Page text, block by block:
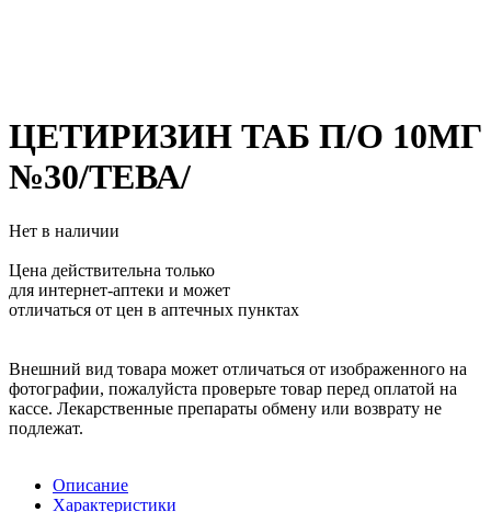
ЦЕТИРИЗИН ТАБ П/О 10МГ
№30/ТЕВА/
Нет в наличии
Цена действительна только
для интернет-аптеки и может
отличаться от цен в аптечных пунктах
Внешний вид товара может отличаться от изображенного на
фотографии, пожалуйста проверьте товар перед оплатой на
кассе. Лекарственные препараты обмену или возврату не
подлежат.
Описание
Характеристики